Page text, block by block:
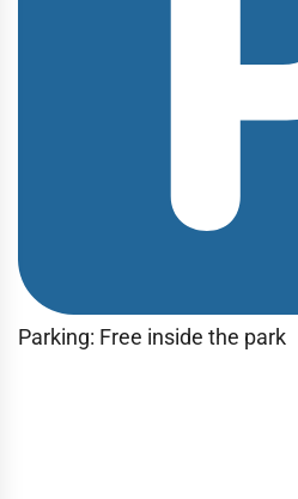
Parking: Free inside the park